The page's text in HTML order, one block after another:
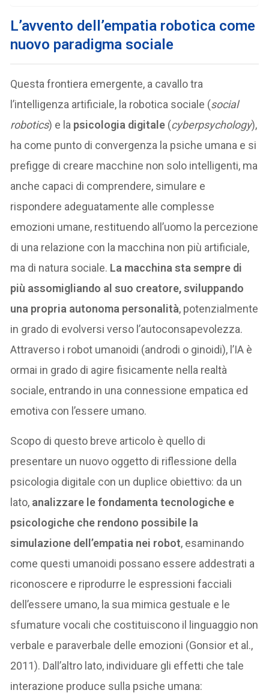
L’avvento dell’empatia robotica come
nuovo paradigma sociale
Questa frontiera emergente, a cavallo tra
l’intelligenza artificiale, la robotica sociale (social
robotics) e la psicologia digitale (cyberpsychology),
ha come punto di convergenza la psiche umana e si
prefigge di creare macchine non solo intelligenti, ma
anche capaci di comprendere, simulare e
rispondere adeguatamente alle complesse
emozioni umane, restituendo all’uomo la percezione
di una relazione con la macchina non più artificiale,
ma di natura sociale. La macchina sta sempre di
più assomigliando al suo creatore, sviluppando
una propria autonoma personalità, potenzialmente
in grado di evolversi verso l’autoconsapevolezza.
Attraverso i robot umanoidi (androdi o ginoidi), l’IA è
ormai in grado di agire fisicamente nella realtà
sociale, entrando in una connessione empatica ed
emotiva con l’essere umano.
Scopo di questo breve articolo è quello di
presentare un nuovo oggetto di riflessione della
psicologia digitale con un duplice obiettivo: da un
lato, analizzare le fondamenta tecnologiche e
psicologiche che rendono possibile la
simulazione dell’empatia nei robot, esaminando
come questi umanoidi possano essere addestrati a
riconoscere e riprodurre le espressioni facciali
dell’essere umano, la sua mimica gestuale e le
sfumature vocali che costituiscono il linguaggio non
verbale e paraverbale delle emozioni (Gonsior et al.,
2011). Dall’altro lato, individuare gli effetti che tale
interazione produce sulla psiche umana: